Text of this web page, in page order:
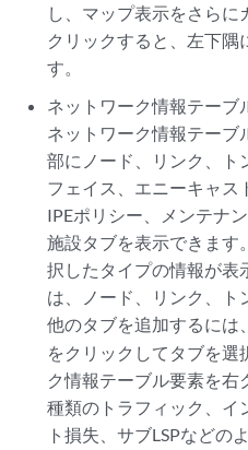
し、マップ表示をさら
クリックすると、左下隅
す。
ネットワーク情報テー
ネットワーク情報テーブ
部にノード、リンク、ト
フェイス、エニーキャス
IPEポリシー、メンテナ
施設タブを表示できます
択したタイプの情報が表
は、ノード、リンク、ト
他のタブを追加するには
をクリックしてタブを選
ク情報テーブル要素を右
種類のトラフィック、イ
ト損失、サブLSPなどの